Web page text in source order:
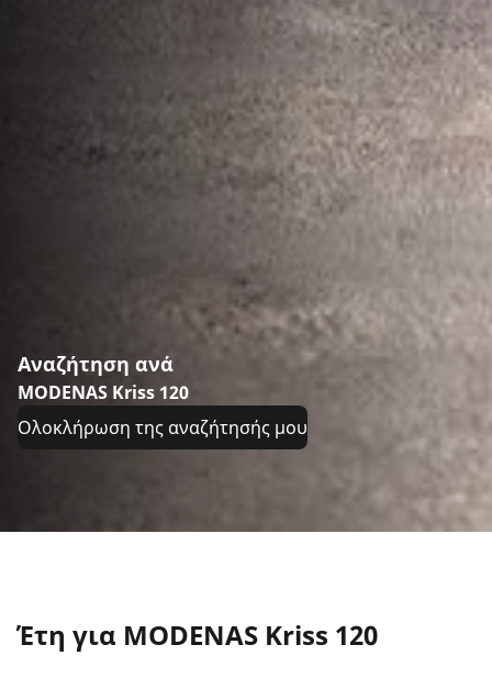
Αναζήτηση ανά
MODENAS Kriss 120
Ολοκλήρωση της αναζήτησής μου
Έτη για MODENAS Kriss 120